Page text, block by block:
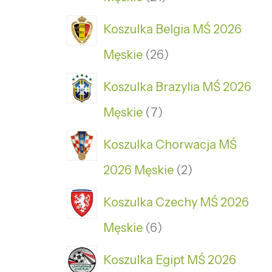
Koszulka Belgia MŚ 2026
Męskie 26
Koszulka Brazylia MŚ 2026
Męskie 7
Koszulka Chorwacja MŚ
2026 Męskie 2
Koszulka Czechy MŚ 2026
Męskie 6
Koszulka Egipt MŚ 2026